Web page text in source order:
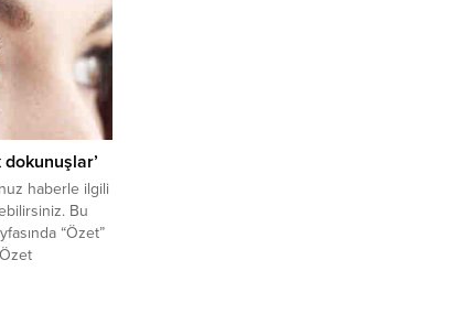
haberle ilgili
Bu
“Özet”
olarak bu
bu alan